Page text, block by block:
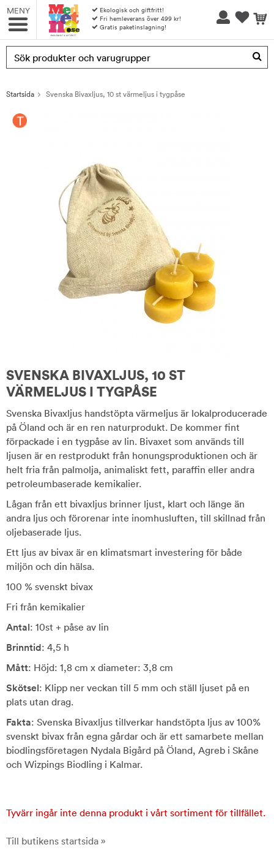
MENY
Ekologisk och giftfritt!
Fri hemleverans över 499 kr!
Gratis paketinslagning!
Produkten har blivit tillagd i varukorgen
Startsida Svenska Bivaxljus, 10 st värmeljus i tygpåse
SVENSKA BIVAXLJUS, 10 ST
VÄRMELJUS I TYGPÅSE
Svenska Bivaxljus handstöpta värmeljus är lokalproducerade
på Öland och är en ren naturprodukt. De kommer fint
förpackade i en tygpåse av lin. Bivaxet som används till
ljusen är en restprodukt från honungsproduktionen och är
helt fria från palmolja, animaliskt fett, paraffin eller andra
petroleumbaserade kemikalier.
Lågan från ett bivaxljus brinner ljust, klart och länge än
andra ljus och förorenar inte inomhusluften, till skillnad från
oljebaserade ljus.
Ett ljus av bivax är en klimatsmart investering för både
miljön och din hälsa.
100 % svenskt bivax
Fri från kemikalier
Antal: 10st + påse av lin
Brinntid: 4,5 h
Mått: Höjd: 1,8 cm x diameter: 3,8 cm
Skötsel: Klipp ner veckan till 5 mm och ställ ljuset på en
plats utan drag.
Fakta: Svenska Bivaxljus tillverkar handstöpta ljus av 100%
svenskt bivax från egna gårdar och är ett samarbete mellan
biodlingsföretagen Nydala Bigård på Öland, Agreb i Skåne
och Wizpings Biodling i Kalmar.
Tyvärr ingår inte denna produkt i vårt sortiment för tillfället.
Till butikens startsida »